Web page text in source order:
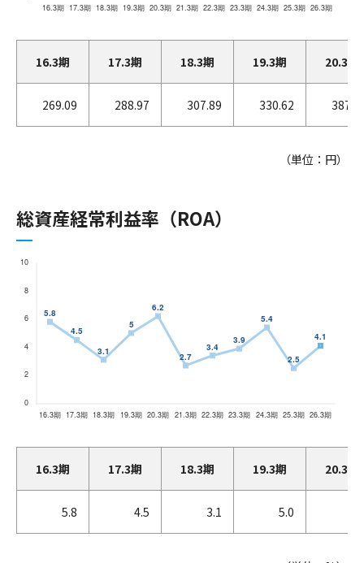
16.3期 17.3期 18.3期 19.3期 20.3期
269.09 288.97 307.89 330.62
（単位：円）
総資産経常利益率（ROA）
16.3期 17.3期 18.3期 19.3期 20.3期
5.8 4.5 3.1 5.0